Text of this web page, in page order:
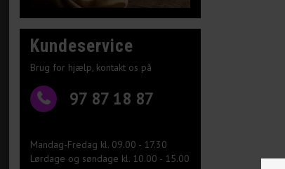
Kundeservice
Brug for hjælp, kontakt os på
97 87 18 87
Mandag-Fredag kl. 09.00 - 17.30
Lørdage og søndage kl. 10.00 - 15.00